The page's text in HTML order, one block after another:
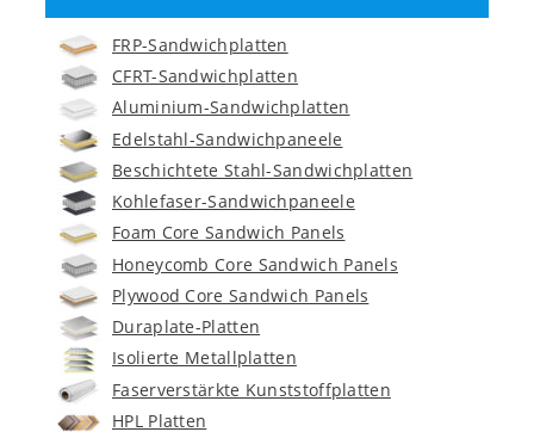
FRP-Sandwichplatten
CFRT-Sandwichplatten
Aluminium-Sandwichplatten
Edelstahl-Sandwichpaneele
Beschichtete Stahl-Sandwichplatten
Kohlefaser-Sandwichpaneele
Foam Core Sandwich Panels
Honeycomb Core Sandwich Panels
Plywood Core Sandwich Panels
Duraplate-Platten
Isolierte Metallplatten
Faserverstärkte Kunststoffplatten
HPL Platten